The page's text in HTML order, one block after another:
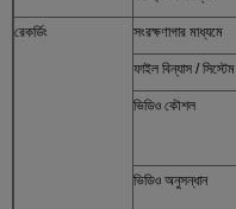
রেকর্ডিং সংরক্ষণাগার মাধ্যমে
ফাইল বিন্যাস / সিস্টেম
ভিডিও কৌশল
ভিডিও অনুসন্ধান